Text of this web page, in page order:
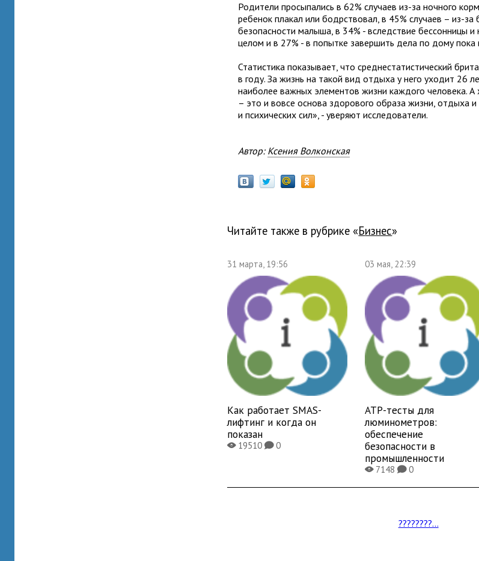
Родители просыпались в 62% случаев из-за ночного
ребенок плакал или бодрствовал, в 45% случаев – из-за
безопасности малыша, в 34% - вследствие бессонницы и
целом и в 27% - в попытке завершить дела по дому
Статистика показывает, что среднестатистический
в году. За жизнь на такой вид отдыха у него уходит 26
наиболее важных элементов жизни каждого человека. А
– это и вовсе основа здорового образа жизни, отдыха и
и психических сил», - уверяют исследователи.
Автор: Ксения Волконская
Читайте также в рубрике « бизнес»
31 марта, 19:56
Как работает SMAS-
лифтинг и когда он
показан
X19510K0
03 мая, 22:39
ATP-тесты для
люминометров:
обеспечение
безопасности в
промышленности
X7148K0
????????...